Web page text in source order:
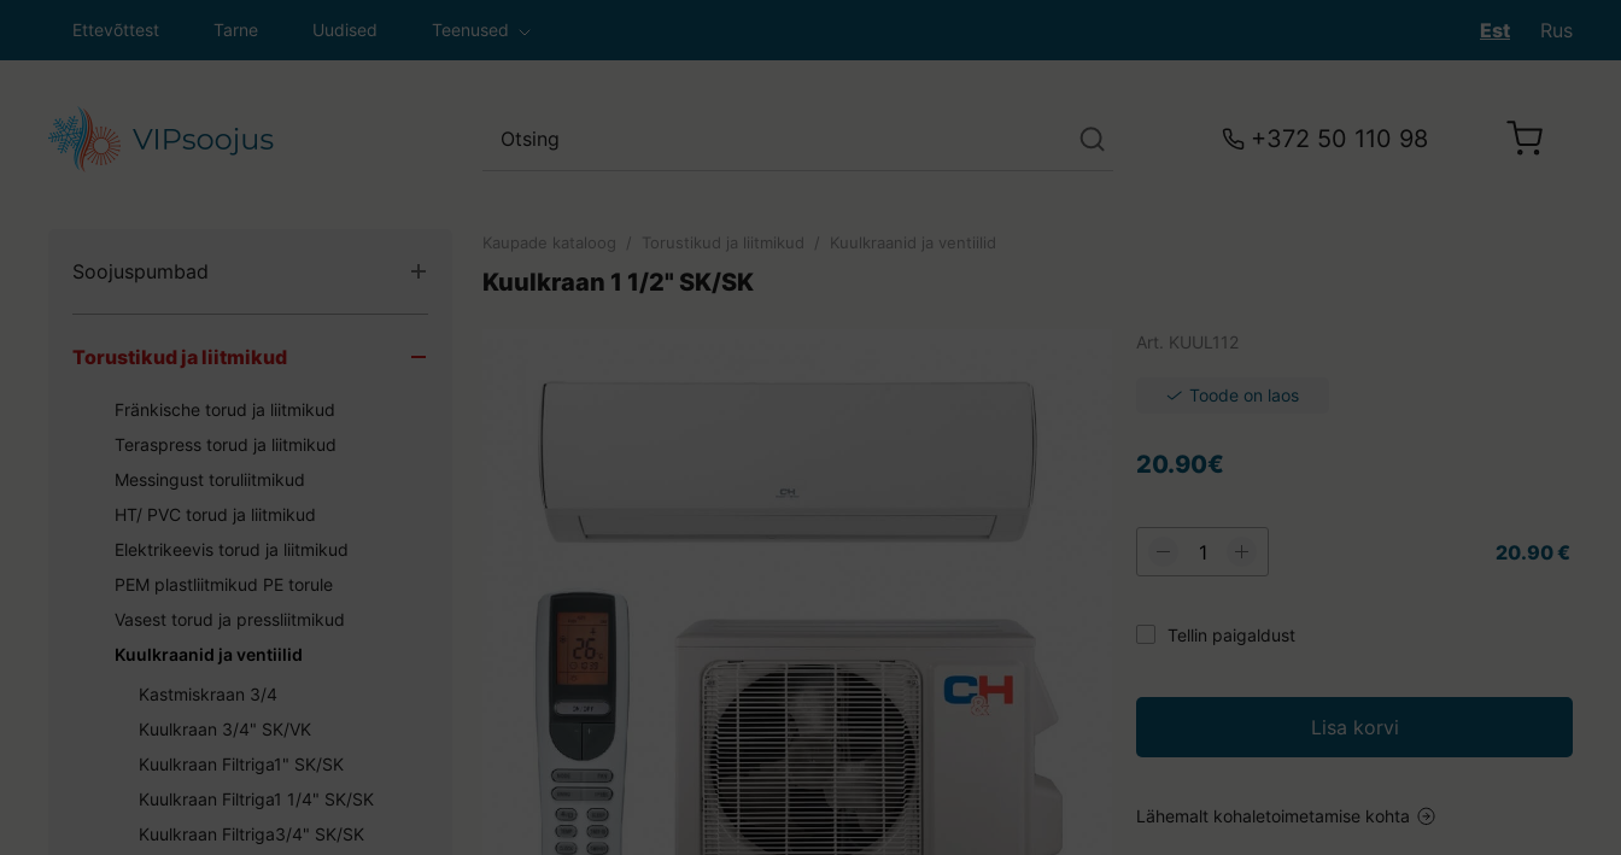
Ettevõttest Tarne Uudised Teenused
Ventilatsiooni paigaldus ja puhastus
Küttesüsteemide paigaldus ja hooldus
Väljasõit kliendi juurde
Est Rus
+372 50 110 98
Teie ostukorv on tühi.
Soojuspumbad
Õhk-vesi soojuspumbad
Torustikud ja liitmikud
Fränkische torud ja liitmikud
Teraspress torud ja liitmikud
Messingust toruliitmikud
HT/ PVC torud ja liitmikud
Elektrikeevis torud ja liitmikud
PEM plastliitmikud PE torule
Vasest torud ja pressliitmikud
Kuulkraanid ja ventiilid
Kastmiskraan 3/4
Kuulkraan 3/4" SK/VK
Kuulkraan Filtriga1" SK/SK
Kuulkraan Filtriga1 1/4" SK/SK
Kuulkraan Filtriga3/4" SK/SK
Kaupade kataloog / Torustikud ja liitmikud / Kuulkraanid ja ventiilid
Kuulkraan 1 1/2" SK/SK
Art. KUUL112
Toode on laos
20.90€
20.90 €
Tellin paigaldust
Lisa korvi
Lähemalt kohaletoimetamise kohta